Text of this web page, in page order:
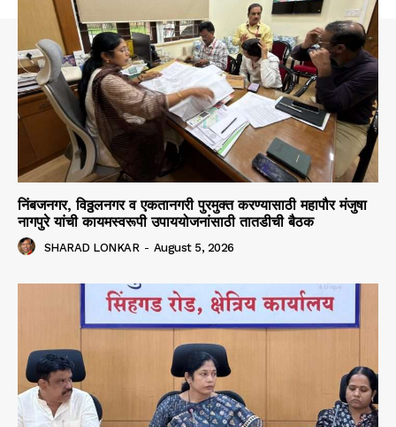
निंबजनगर, विठ्ठलनगर व एकतानगरी पुरमुक्त करण्यासाठी महापौर मंजुषा
नागपुरे यांची कायमस्वरूपी उपाययोजनांसाठी तातडीची बैठक
SHARAD LONKAR - August 5, 2026